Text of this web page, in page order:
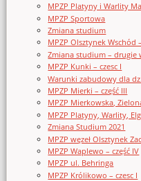
MPZP Platyny i Warlity
MPZP Sportowa
Zmiana studium
MPZP Olsztynek Wschód
Zmiana studium – drugie
MPZP Kunki – czesc I
Warunki zabudowy dla
MPZP Mierki – część III
MPZP Mierkowska,
MPZP Platyny, Warlity,
Zmiana Studium 2021
MPZP węzeł Olsztynek
MPZP Waplewo – część IV
MPZP ul. Behringa
MPZP Królikowo – czesc I